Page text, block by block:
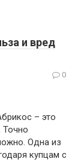
и вред
0
– это
Точно
Одна из
купцам с